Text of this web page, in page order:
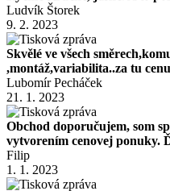
Ludvík Štorek
9. 2. 2023
Skvělé ve všech
,montáž,variabilita..za tu
Lubomír Pecháček
21. 1. 2023
Obchod doporučujem, som
vytvorením cenovej ponuky.
Filip
1. 1. 2023